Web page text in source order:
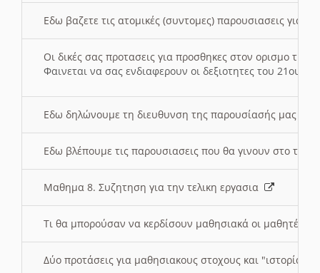
Εδω βαζετε τις ατομικές (συντομες) παρουσιασεις για
Οι δικές σας προτασεις για προσθηκες στον ορισμο
Φαινεται να σας ενδιαφερουν οι δεξιοτητες του 21ου
Εδω δηλώνουμε τη διευθυνση της παρουσίασής μας
Εδω βλέπουμε τις παρουσιασεις που θα γινουν στο
Μαθημα 8. Συζητηση για την τελικη εργασια
Τι θα μπορούσαν να κερδίσουν μαθησιακά οι μαθητές/
Δύο προτάσεις για μαθησιακους στοχους και "ιστορία"